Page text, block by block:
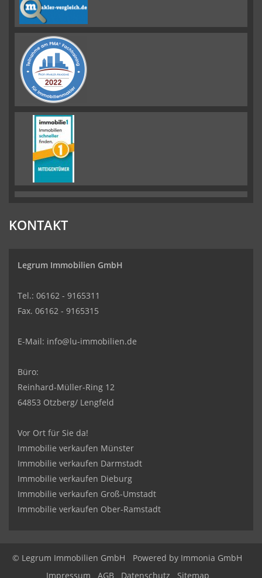
KONTAKT
Legrum Immobilien GmbH
Tel.: 06162 - 9165311
Fax. 06162 - 9165315
E-Mail: info@lu-immobilien.de
Büro:
Reinhard-Müller-Ring 12
64853 Otzberg/ Lengfeld
Vor Ort für Sie da!
Immobilie verkaufen Münster
Immobilie verkaufen Darmstadt
Immobilie verkaufen Dieburg
Immobilie verkaufen Groß-Umstadt
Immobilie verkaufen Ober-Ramstadt
© Legrum Immobilien GmbH Powered by Immonia GmbH
Impressum
AGB Datenschutz Sitemap